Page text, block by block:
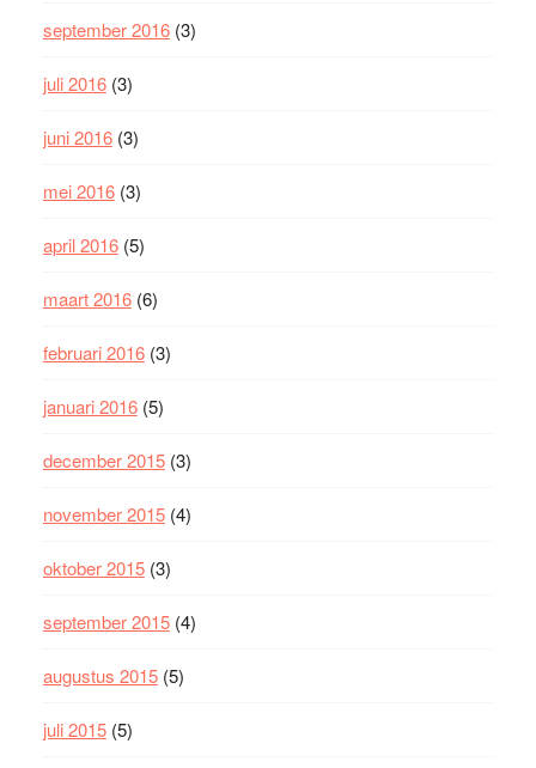
september 2016(3)
juli 2016(3)
juni 2016(3)
mei 2016(3)
april 2016(5)
maart 2016(6)
februari 2016(3)
januari 2016(5)
december 2015(3)
november 2015(4)
oktober 2015(3)
september 2015(4)
augustus 2015(5)
juli 2015(5)